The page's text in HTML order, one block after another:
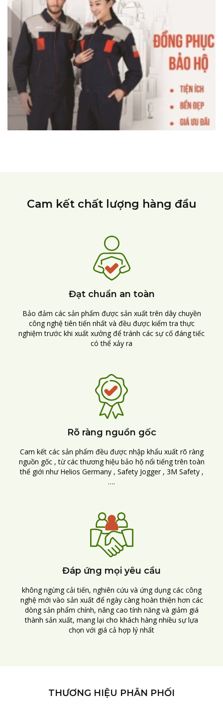
Cam kết chất lượng hàng đầu
Đạt chuẩn an toàn
Bảo đảm các sản phẩm được sản xuất trên dây chuyền
công nghệ tiên tiến nhất và đều được kiểm tra thực
nghiệm trước khi xuất xưởng để tránh các sự cố đáng tiếc
có thể xảy ra
Rõ ràng nguồn gốc
Cam kết các sản phẩm đều được nhập khẩu xuất rõ ràng
nguồn gốc , từ các thương hiệu bảo hộ nổi tiếng trên toàn
thế giới như Helios Germany , Safety Jogger , 3M Safety ,
….
Đáp ứng mọi yêu cầu
không ngừng cải tiến, nghiên cứu và ứng dụng các công
nghệ mới vào sản xuất để ngày càng hoàn thiện hơn các
dòng sản phẩm chính, nâng cao tính năng và giảm giá
thành sản xuất, mang lại cho khách hàng nhiều sự lựa
chọn với giá cả hợp lý nhất
THƯƠNG HIỆU PHÂN PHỐI